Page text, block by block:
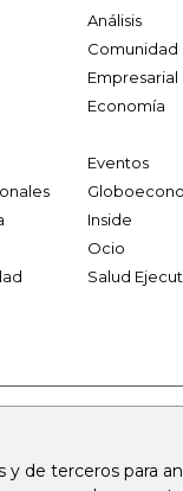
y de terceros para
Análisis
Comunidad
Empresarial
Economía
Eventos
Inside
Ocio
Salud